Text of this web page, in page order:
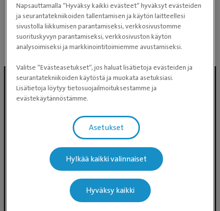
suomi
english
Evidensia Eläinlääkäripalvelut
Takomotie 1-3, 4. krs 00380 Helsinki
Valtakunnallinen asiakaspalvelu:
Napsauttamalla ”Hyväksy kaikki evästeet” hyväksyt evästeiden
ja seurantatekniikoiden tallentamisen ja käytön laitteellesi
sivustolla liikkumisen parantamiseksi, verkkosivustomme
suorituskyvyn parantamiseksi, verkkosivuston käytön
analysoimiseksi ja markkinointitoimiemme avustamiseksi.
Valitse ”Evästeasetukset”, jos haluat lisätietoja evästeiden ja
seurantatekniikoiden käytöstä ja muokata asetuksiasi.
Lisätietoja löytyy tietosuojailmoituksestamme ja
evästekäytännöstämme.
Asetukset
Hylkää kaikki valinnaiset
Hyväksy kaikki